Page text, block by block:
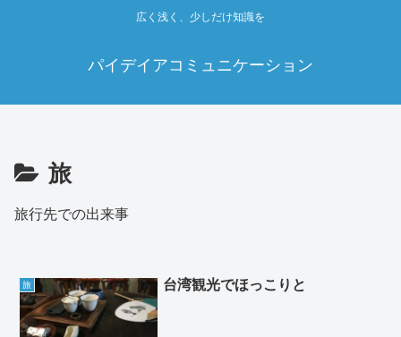
広く浅く、少しだけ知識を
パイデイアコミュニケーション
旅
旅行先での出来事
旅 台湾観光でほっこりと